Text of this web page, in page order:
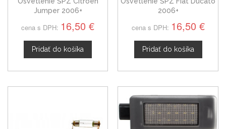
Jumper 2006+
cena s DPH: 16,50 €
Pridať do košíka
2006+
cena s DPH: 16,50 €
Pridať do košíka